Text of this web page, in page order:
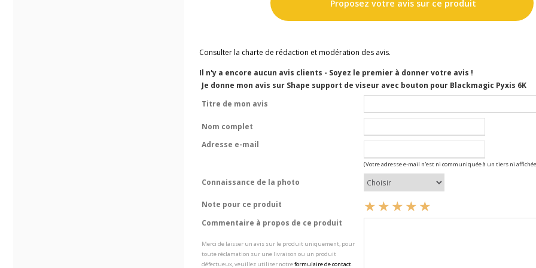
Proposez votre avis sur ce produit
Consulter la charte de rédaction et modération des avis.
Il n'y a encore aucun avis clients - Soyez le premier à donner votre avis !
Je donne mon avis sur Shape support de viseur avec bouton pour Blackmagic Pyxis 6K
Titre de mon avis
Nom complet
Adresse e-mail
(Votre adresse e-mail n'est ni communiquée à un tiers ni
Connaissance de la photo
Note pour ce produit
Commentaire à propos de ce produit
Merci de laisser un avis sur le produit uniquement, pour
toute réclamation sur une livraison ou un produit
défectueux, veuillez utiliser notreformulaire de contact.